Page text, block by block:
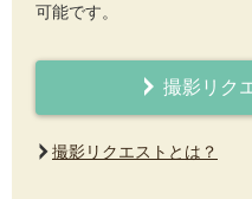
可能です。
撮影リク
撮影リクエストとは？